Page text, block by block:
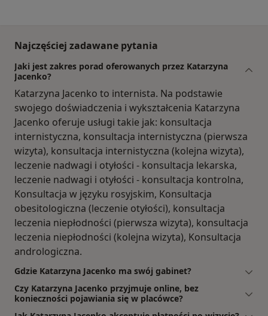
Najczęściej zadawane pytania
Jaki jest zakres porad oferowanych przez Katarzyna
Jacenko?
Katarzyna Jacenko to internista. Na podstawie
swojego doświadczenia i wykształcenia Katarzyna
Jacenko oferuje usługi takie jak: konsultacja
internistyczna, konsultacja internistyczna (pierwsza
wizyta), konsultacja internistyczna (kolejna wizyta),
leczenie nadwagi i otyłości - konsultacja lekarska,
leczenie nadwagi i otyłości - konsultacja kontrolna,
Konsultacja w języku rosyjskim, Konsultacja
obesitologiczna (leczenie otyłości), konsultacja
leczenia niepłodności (pierwsza wizyta), konsultacja
leczenia niepłodności (kolejna wizyta), Konsultacja
andrologiczna.
Gdzie Katarzyna Jacenko ma swój gabinet?
Czy Katarzyna Jacenko przyjmuje online, bez
konieczności pojawiania się w placówce?